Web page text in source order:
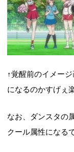
↑覚醒前のイメー
になるのかすげぇ
なお、ダンスタの
クール属性になる